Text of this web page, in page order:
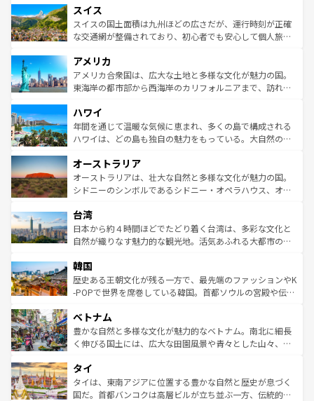
れる地方に足を運ぶとそれぞれで全く異なる文化を体験で
きるだろう。 なお、新着のフランス情報はコンテンツ一覧
を参照してほしい。
は、お酒好きな人にはぜひ体験してほしい。 なお、新着の
ドイツ情報はコンテンツ一覧を参照してほしい。
リアごとに異なる魅力がある。また、優雅なアフタヌーン
ティー、ビール好きにはたまらない英国パブ、サッカー観
戦など、本場だからこそできる体験も豊富。イギリスを旅
ンツ一覧を参照してほしい。
スイス
スイスの国土面積は九州ほどの広さだが、運行時刻が正確
な交通網が整備されており、初心者でも安心して個人旅行
の建物がそのまま残る町や、スイスならではのユニークな
博物館もあり、アルプス観光だけでなく町歩きも満喫する
ことができる。国民の所得が高いため物価も高いが、旅行
ば市内交通費無料で観光を楽しむこともできる。 なお、新
着のスイス情報はコンテンツ一覧 を参照してほしい。
アメリカ
アメリカ合衆国は、広大な土地と多様な文化が魅力の国。
東海岸の都市部から西海岸のカリフォルニアまで、訪れる
のような巨大都市は、観光、ショッピング、エンターテイ
ンメントが詰まった刺激的なスポットだ。一方、アメリカ
西部には大自然が広がり、グランドキャニオンやイエロー
部のニューオーリンズでは、音楽と美食が融合した独特の
文化が魅力。旅行者はアメリカの各地域で異なる魅力を楽
しみながら、その多様性と豊かな歴史を感じることができ
ならではの贅沢な旅のスタイルだ。 なお、新着のアメリカ
情報はコンテンツ一覧を参照してほしい。
ハワイ
年間を通じて温暖な気候に恵まれ、多くの島で構成される
ハワイは、どの島も独自の魅力をもっている。大自然の神
ワイ島は見逃せない。また、定番の観光地といえばオアフ
島だが、静かな自然を求めるならマウイ島やカウアイ島が
おすすめ。エメラルドグリーンに輝く海をはじめ、豊かな
れるおもてなしの心で訪れる人々を迎えてくれるハワイの
人々、おいしいローカルフードやハワイアンミュージッ
ク、伝統的なフラダンスなど、すべてがハワイの魅力を彩
ワイを、存分に味わってほしい。 なお、新着のハワイ情報
はコンテンツ一覧を参照してほしい。
オーストラリア
オーストラリアは、壮大な自然と多様な文化が魅力の国。
シドニーのシンボルであるシドニー・オペラハウス、オー
リアリーフや大陸中央部にそびえるウルル（エアーズロッ
ク）、タスマニアの美しい原生林やケアンズの熱帯雨林な
ど、見どころがたくさん。また、カフェやワイン、オージ
いる。アクティビティも充実しており、サーフィンやダイ
ビング、ハイキングなど、アウトドア好きにはたまらな
い。オーストラリアの多彩な魅力を存分に味わいつくそ
参照してほしい。
台湾
日本から約４時間ほどでたどり着く台湾は、多彩な文化と
自然が織りなす魅力的な観光地。活気あふれる大都市の台
ン）、静ひつな山岳地帯である台湾東部など、都市の喧騒
と山間の静けさが共存しており、訪れる人に新しい発見と
驚きをもたらしてくれる。また、奥深い台湾の食文化も魅
容にもいいと評判のスイーツなど、バラエティ豊かな料理
が味わえる。 なお、新着の台湾情報は コンテンツ一覧を参
照してほしい。
韓国
歴史ある王朝文化が残る一方で、最先端のファッションやK
-POPで世界を席巻している韓国。首都ソウルの宮殿や伝統
き、地方に足を延ばせば四季折々の自然美を楽しむことが
できる。そして、キムチや焼肉、絶品のストリートフード
まで、さまざまな韓国料理が待っている。夜には、韓国な
リティに包まれながら、韓国の多彩な魅力を心ゆくまで味
わってみてほしい。 なお、新着の韓国情報はコンテンツ一
覧を参照してほしい。
ベトナム
豊かな自然と多様な文化が魅力的なベトナム。南北に細長
く伸びる国土には、広大な田園風景や青々とした山々、世
急速な発展と共に伝統が息づく。ハノイの古い町並みやホ
ーチミン市のフランス統治時代の建物も、独特の雰囲気を
醸し出している。また、バラエティの豊かさとおいしさで
タイ
タイは、東南アジアに位置する豊かな自然と歴史が息づく
国だ。首都バンコクは高層ビルが立ち並ぶ一方、伝統的な